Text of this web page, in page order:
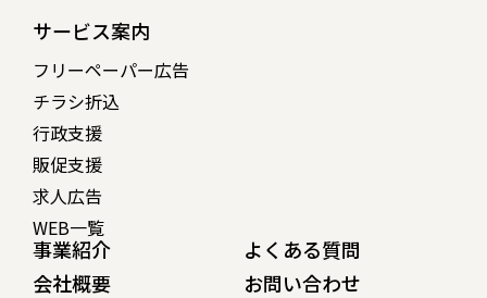
サービス案内
フリーペーパー広告
チラシ折込
行政支援
販促支援
求人広告
WEB一覧
事業紹介
会社概要
よくある質問
お問い合わせ